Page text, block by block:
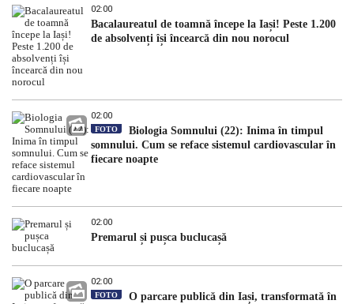
02:00
Bacalaureatul de toamnă începe la Iași! Peste 1.200
de absolvenți își încearcă din nou norocul
02:00
FOTO
Biologia Somnului (22): Inima în timpul
somnului. Cum se reface sistemul cardiovascular în
fiecare noapte
02:00
Premarul și pușca buclucașă
02:00
FOTO
O parcare publică din Iași, transformată în